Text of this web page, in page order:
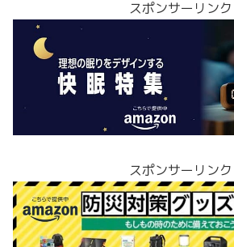
スポンサーリンク
スポンサーリンク